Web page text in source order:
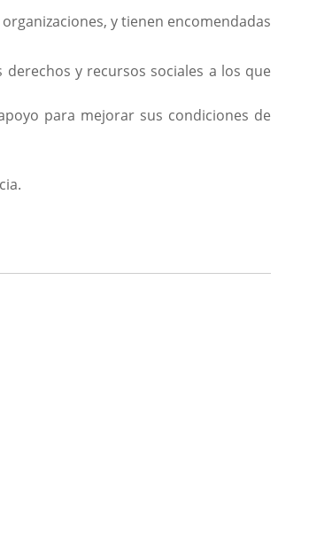
y tienen encomendadas
y recursos sociales a los que
para mejorar sus condiciones de